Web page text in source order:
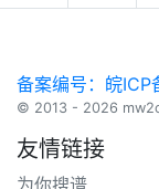
备案编号：皖
© 2013 - 2026
友情链接
为你搜谱